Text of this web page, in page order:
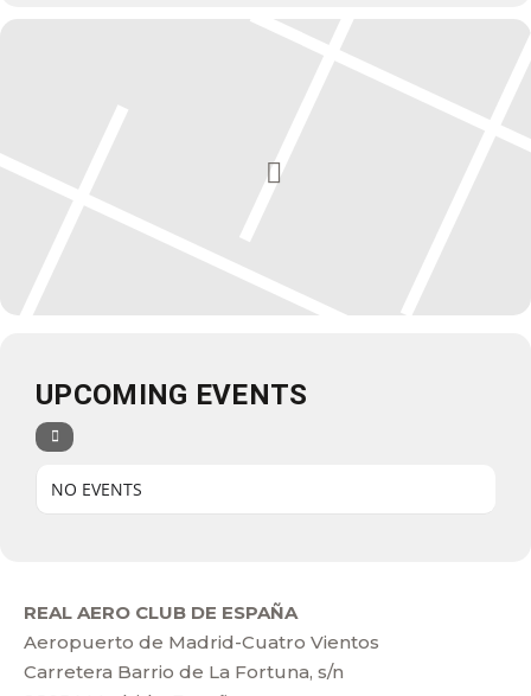
UPCOMING EVENTS
NO EVENTS
REAL AERO CLUB DE ESPAÑA
Aeropuerto de Madrid-Cuatro Vientos
Carretera Barrio de La Fortuna, s/n